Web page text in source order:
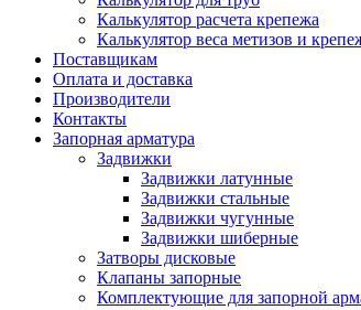
Калькулятор расчета крепежа
Калькулятор веса метизов и
Поставщикам
Оплата и доставка
Производители
Контакты
Запорная арматура
Задвижки
Задвижки латунные
Задвижки стальные
Задвижки чугунные
Задвижки шиберные
Затворы дисковые
Клапаны запорные
Комплектующие для запорной